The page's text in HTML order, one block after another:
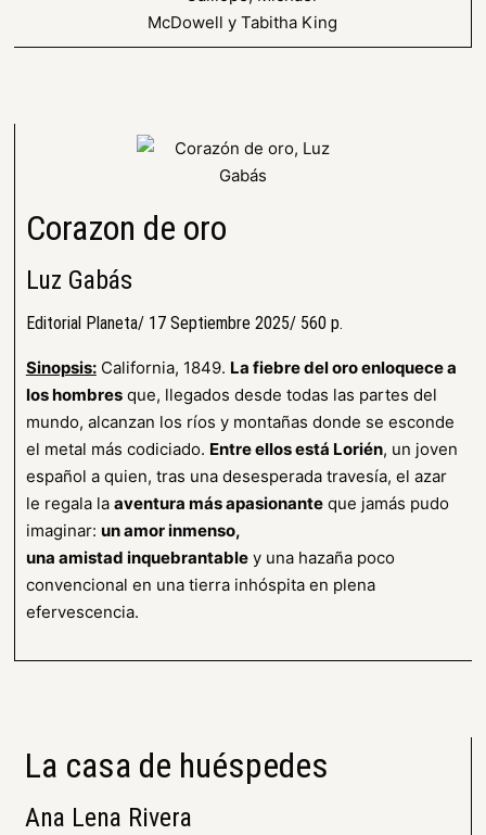
Corazon de oro
Luz Gabás
Editorial Planeta/ 17 Septiembre 2025/ 560 p.
Sinopsis:California, 1849. La fiebre del oro enloquece a
los hombresque, llegados desde todas las partes del
mundo, alcanzan los ríos y montañas donde se esconde
el metal más codiciado. Entre ellos está Lorién, un joven
español a quien, tras una desesperada travesía, el azar
le regala la aventura más apasionanteque jamás pudo
imaginar: un amor inmenso,
una amistad inquebrantabley una hazaña poco
convencional en una tierra inhóspita en plena
efervescencia.
La casa de huéspedes
Ana Lena Rivera